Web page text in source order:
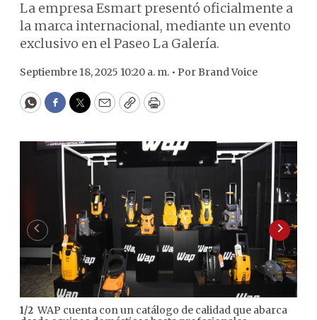
La empresa Esmart presentó oficialmente a
la marca internacional, mediante un evento
exclusivo en el Paseo La Galería.
Septiembre 18, 2025 10:20 a. m. • PorBrand Voice
WhatsApp
Facebook
Twitter
EmailCopyPrint
1/2 WAP cuenta con un catálogo de calidad que abarca